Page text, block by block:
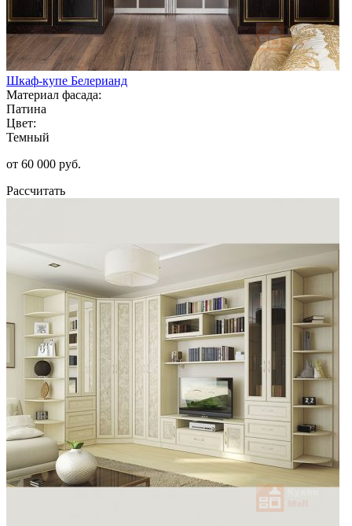
Шкаф-купе Белерианд
Материал фасада:
Патина
Цвет:
Темный
от 60 000 руб.
Рассчитать